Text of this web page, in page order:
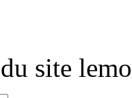
site